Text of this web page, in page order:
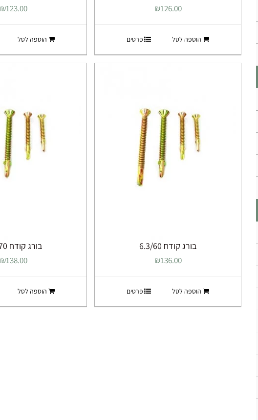
₪126.00
הוספה לסל פרטים
₪123.00
הוספה לסל
בורג קודח 6.3/60
₪136.00
הוספה לסל פרטים
בורג קודח 6.3/70
₪138.00
הוספה לסל